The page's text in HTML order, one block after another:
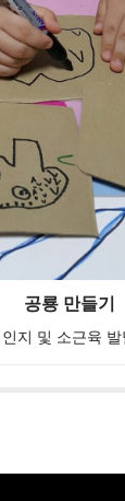
공룡 만들기
인지 및 소근육 발